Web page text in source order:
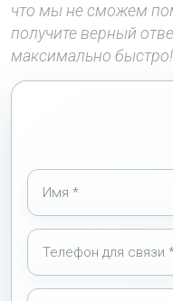
что мы не сможем
получите верный
максимально быстро!